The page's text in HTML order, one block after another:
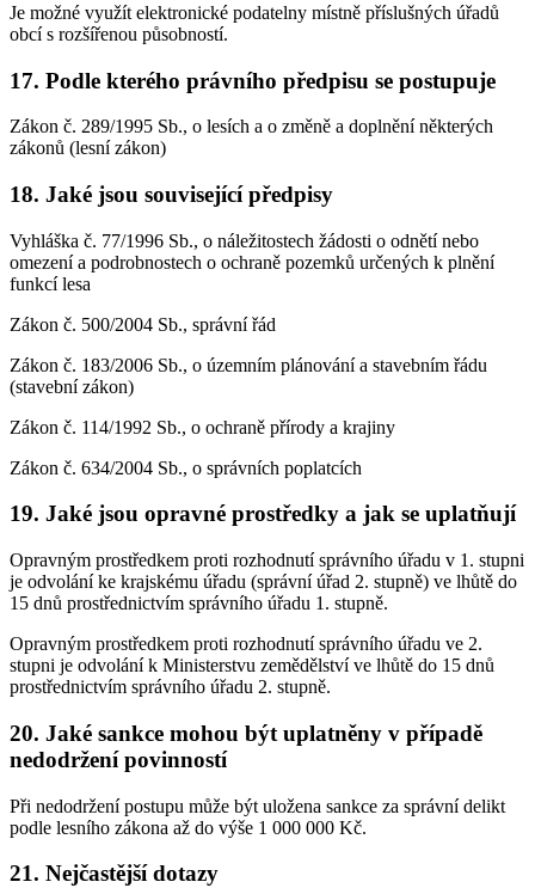
Je možné využít elektronické podatelny místně příslušných úřadů
obcí s rozšířenou působností.
17. Podle kterého právního předpisu se postupuje
Zákon č. 289/1995 Sb., o lesích a o změně a doplnění některých
zákonů (lesní zákon)
18. Jaké jsou související předpisy
Vyhláška č. 77/1996 Sb., o náležitostech žádosti o odnětí nebo
omezení a podrobnostech o ochraně pozemků určených k plnění
funkcí lesa
Zákon č. 500/2004 Sb., správní řád
Zákon č. 183/2006 Sb., o územním plánování a stavebním řádu
(stavební zákon)
Zákon č. 114/1992 Sb., o ochraně přírody a krajiny
Zákon č. 634/2004 Sb., o správních poplatcích
19. Jaké jsou opravné prostředky a jak se uplatňují
Opravným prostředkem proti rozhodnutí správního úřadu v 1. stupni
je odvolání ke krajskému úřadu (správní úřad 2. stupně) ve lhůtě do
15 dnů prostřednictvím správního úřadu 1. stupně.
Opravným prostředkem proti rozhodnutí správního úřadu ve 2.
stupni je odvolání k Ministerstvu zemědělství ve lhůtě do 15 dnů
prostřednictvím správního úřadu 2. stupně.
20. Jaké sankce mohou být uplatněny v případě
nedodržení povinností
Při nedodržení postupu může být uložena sankce za správní delikt
podle lesního zákona až do výše 1 000 000 Kč.
21. Nejčastější dotazy